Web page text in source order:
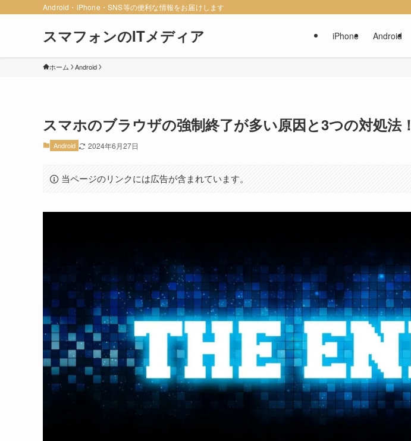
Android・iPhone・SNS等の便利な情報をお届けします
スマフォンのITメディア iPhone Android
ホーム Android
スマホのブラウザの強制終了が多い原因と3つの対処法！
Android 2024年6月27日
当ページのリンクには広告が含まれています。